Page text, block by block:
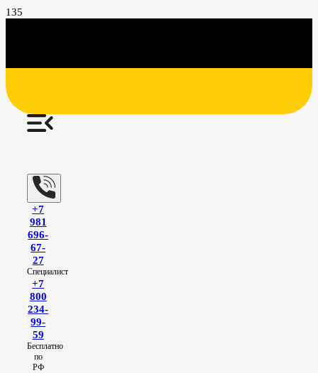
+7
981
696-
67-
27
Специалист
+7
800
234-
99-
59
Бесплатно
по
РФ